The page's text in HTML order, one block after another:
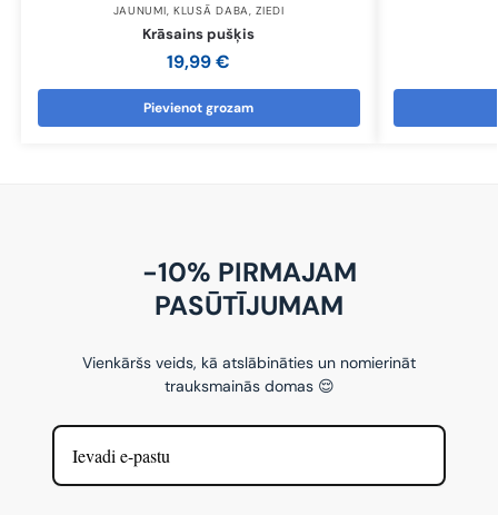
JAUNUMI, KLUSĀ DABA,ZIEDI
Krāsains pušķis
19,99€
Pievienot grozam
-10% PIRMAJAM
PASŪTĪJUMAM
Vienkāršs veids, kā atslābināties un nomierināt
trauksmainās domas 😌